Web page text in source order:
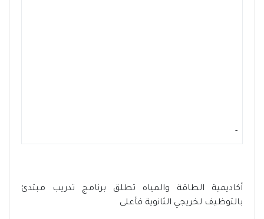
-
أكاديمية الطاقة والمياه تطلق برنامج تدريب مبتدئ
بالتوظيف لخريجي الثانوية فأعلى